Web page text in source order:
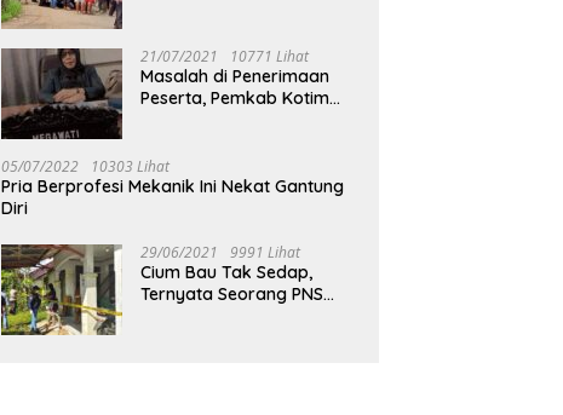
21/07/2021 10771 Lihat
Masalah di Penerimaan
Peserta, Pemkab Kotim
05/07/2022 10303 Lihat
Pria Berprofesi Mekanik Ini Nekat Gantung
Diri
29/06/2021 9991 Lihat
Cium Bau Tak Sedap,
Ternyata Seorang PNS